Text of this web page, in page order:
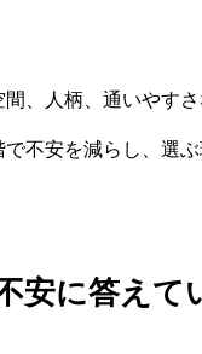
、人柄、通いやす
不安を減らし、選
安に答えて